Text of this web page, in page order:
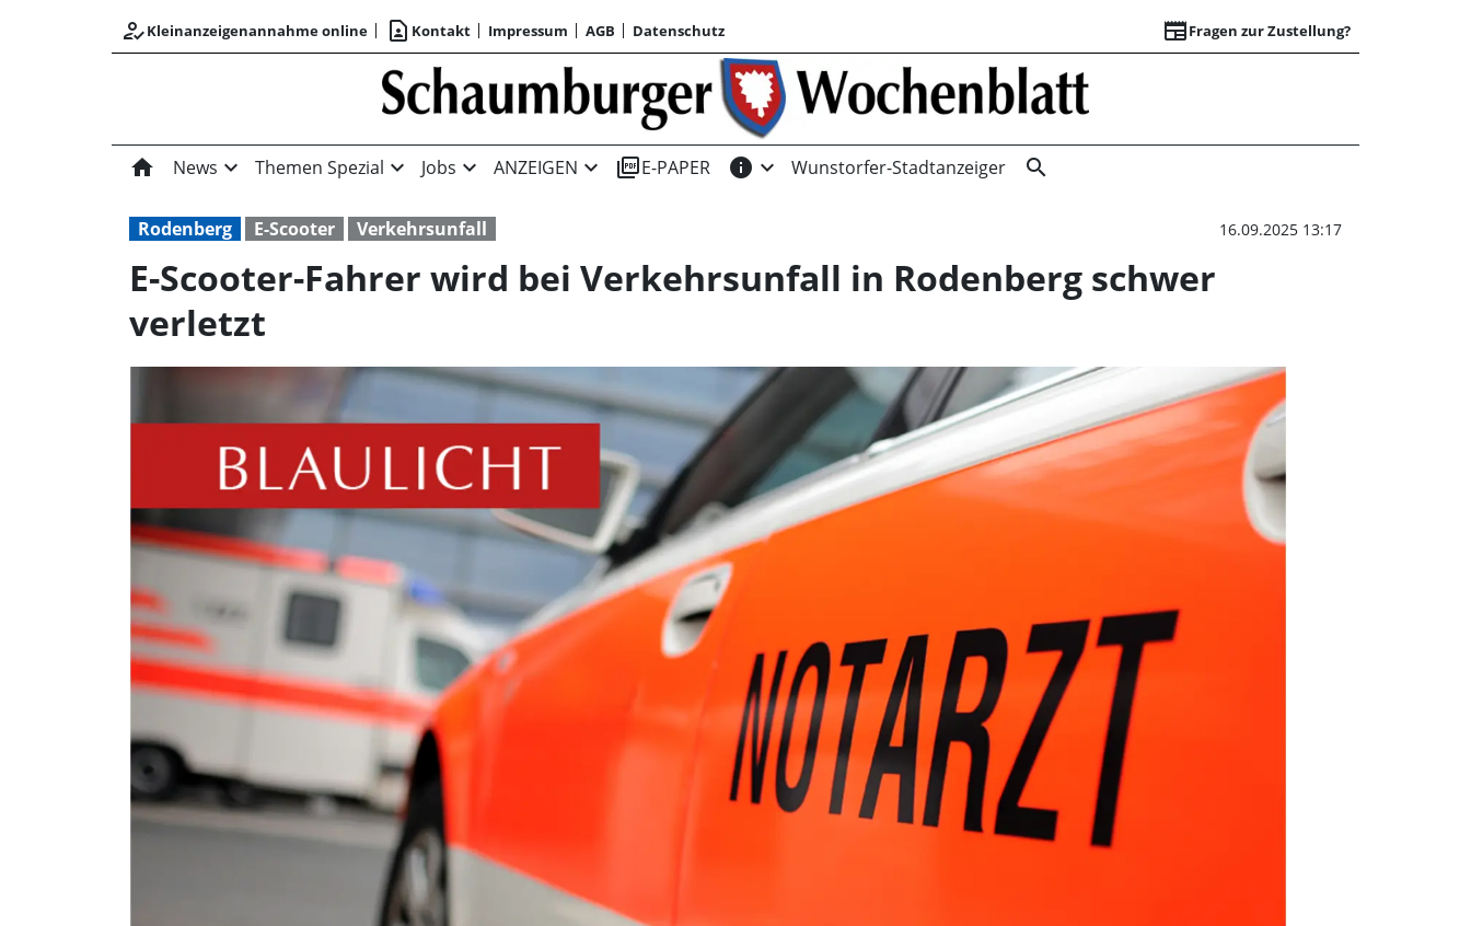
how_to_regKleinanzeigenannahme online contact_page Kontakt Impressum AGB Datenschutz newspaperFragen zur Zustellung?
E-Scooter-Fahrer
home News expand_more Themen Spezial expand_more Jobs expand_more ANZEIGEN expand_more picture_as_pdfE-PAPER info expand_more Wunstorfer-Stadtanzeiger search
Rodenberg E-Scooter Verkehrsunfall 16.09.2025 13:17
E-Scooter-Fahrer wird bei Verkehrsunfall in Rodenberg schwer
verletzt